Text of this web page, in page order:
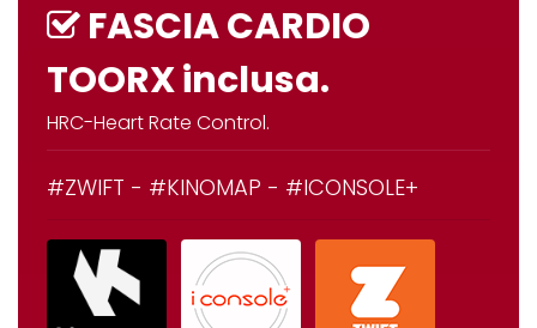
FASCIA CARDIO
TOORX inclusa.
HRC-Heart Rate Control.
#ZWIFT - #KINOMAP - #ICONSOLE+